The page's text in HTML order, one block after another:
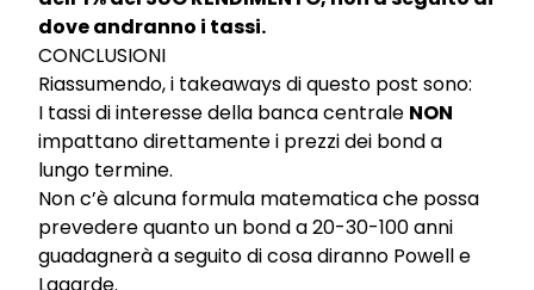
dove andranno i tassi.
CONCLUSIONI
Riassumendo, i takeaways di questo post sono:
I tassi di interesse della banca centrale NON
impattano direttamente i prezzi dei bond a
lungo termine.
Non c’è alcuna formula matematica che possa
prevedere quanto un bond a 20-30-100 anni
guadagnerà a seguito di cosa diranno Powell e